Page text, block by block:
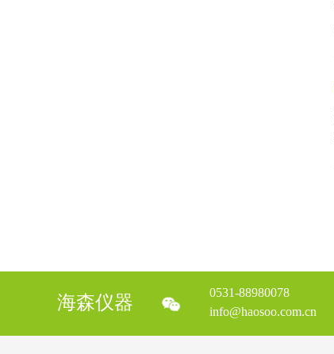
海森仪器
0531-88980078
info@haosoo.com.cn